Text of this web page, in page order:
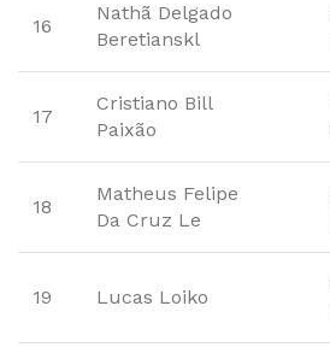
16
Nathã Delgado
Beretianskl
17
Cristiano Bill
Paixão
18
Matheus Felipe
Da Cruz Le
19 Lucas Loiko